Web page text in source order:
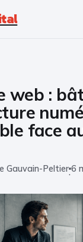
web :
face
Gauvain-Peltier
·
6